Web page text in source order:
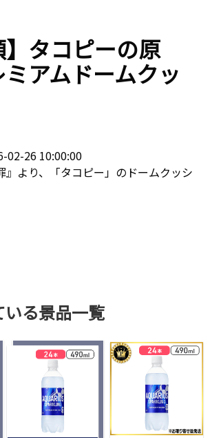
】タコピーの原
アムドームクッ
02-26 10:00:00
』より、「タコピー」のドームクッシ
る景品一覧